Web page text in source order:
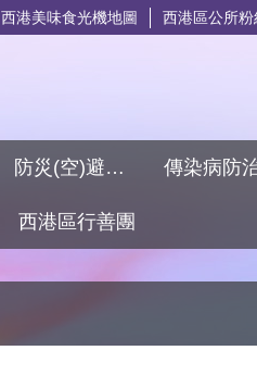
西港美味食光機地圖 西港區公所粉
防災(空)避難專區 傳染病防
西港區行善團